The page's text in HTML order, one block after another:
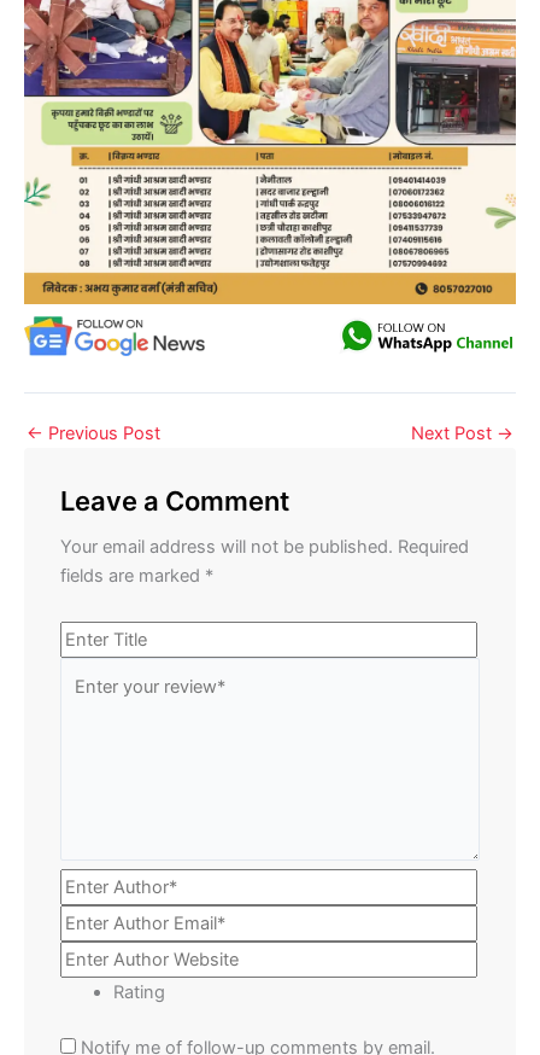
← Previous Post Next Post →
Leave a Comment
Your email address will not be published. Required
fields are marked *
Rating
Notify me of follow-up comments by email.